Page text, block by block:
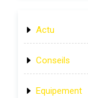
Actu
Conseils
Equipement